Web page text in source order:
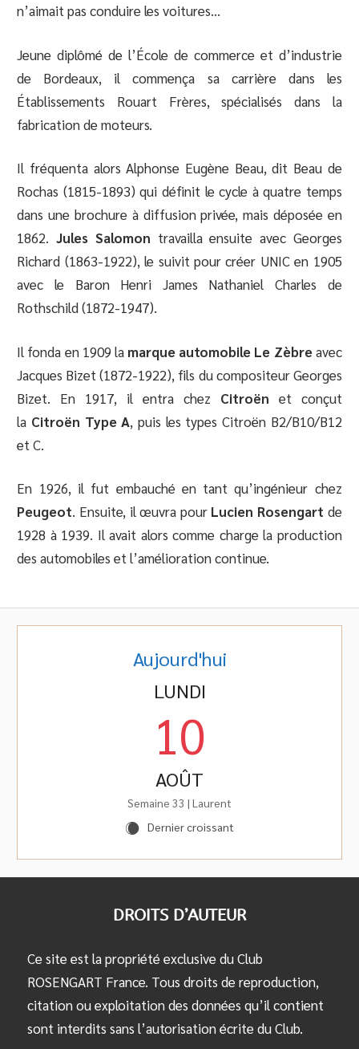
n’aimait pas conduire les voitures…
Jeune diplômé de l’École de commerce et d’industrie
de Bordeaux, il commença sa carrière dans les
Établissements Rouart Frères, spécialisés dans la
fabrication de moteurs.
Il fréquenta alors Alphonse Eugène Beau, dit Beau de
Rochas (1815-1893) qui définit le cycle à quatre temps
dans une brochure à diffusion privée, mais déposée en
1862. Jules Salomon travailla ensuite avec Georges
Richard (1863-1922), le suivit pour créer UNIC en 1905
avec le Baron Henri James Nathaniel Charles de
Rothschild (1872-1947).
Il fonda en 1909 la marque automobile Le Zèbreavec
Jacques Bizet (1872-1922), fils du compositeur Georges
Bizet. En 1917, il entra chez Citroën et conçut
la Citroën Type A, puis les types Citroën B2/B10/B12
et C.
En 1926, il fut embauché en tant qu’ingénieur chez
Peugeot. Ensuite, il œuvra pour Lucien Rosengart de
1928 à 1939. Il avait alors comme charge la production
des automobiles et l’amélioration continue.
Aujourd'hui
LUNDI
10
AOÛT
Semaine 33 | Laurent
X Dernier croissant
DROITS D’AUTEUR
Ce site est la propriété exclusive du Club
ROSENGART France. Tous droits de reproduction,
citation ou exploitation des données qu’il contient
sont interdits sans l’autorisation écrite du Club.